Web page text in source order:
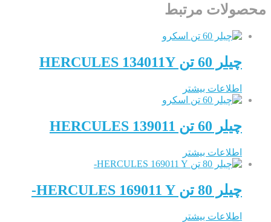
مرتبط
بیشتر
بیشتر
بیشتر